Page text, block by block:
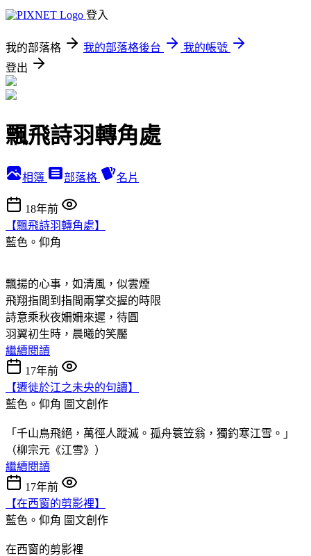
登入
我的部落格 我的部落格後台
我的帳號
登出
飄飛詩羽轉角處
相簿 部落格 名片
18年前
【飄飛詩羽轉角處】
藍色。仰角
飄揚的心事，如清風，似雲煙
飛翔指間到指間兩掌交握的時限
詩意乘秋夜姍姍來遲，待圓
羽翼初生時，晨曦的笑靨
繼續閱讀
17年前
【遷徙於江之未央的句讀】
藍色。仰角 圖文創作
「千山鳥飛絕，萬徑人蹤滅。孤舟簑笠翁，獨釣寒江雪。」
（柳宗元《江雪》）
繼續閱讀
17年前
【在西窗的剪影裡】
藍色。仰角 圖文創作
在西窗的剪影裡